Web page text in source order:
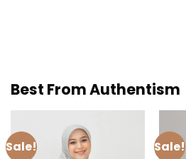
Best From Authentism
Sale! Sale!